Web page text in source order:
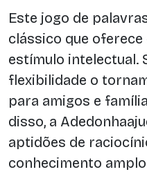
Este jogo de
clássico que
estímulo intelectual.
flexibilidade o
para amigos e
disso, a
aptidões de
conhecimento